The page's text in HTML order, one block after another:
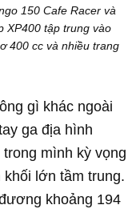
150 Cafe Racer và
XP400 tập trung vào
400 cc và nhiều trang
gì khác ngoài
ga địa hình
mình kỳ vọng
lớn tầm trung.
khoảng 194